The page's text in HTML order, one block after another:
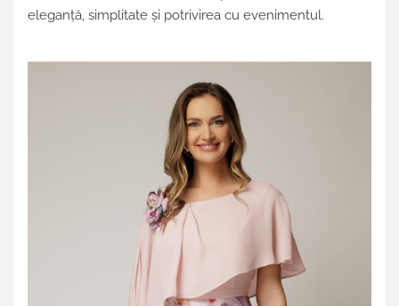
eleganță, simplitate și potrivirea cu evenimentul.